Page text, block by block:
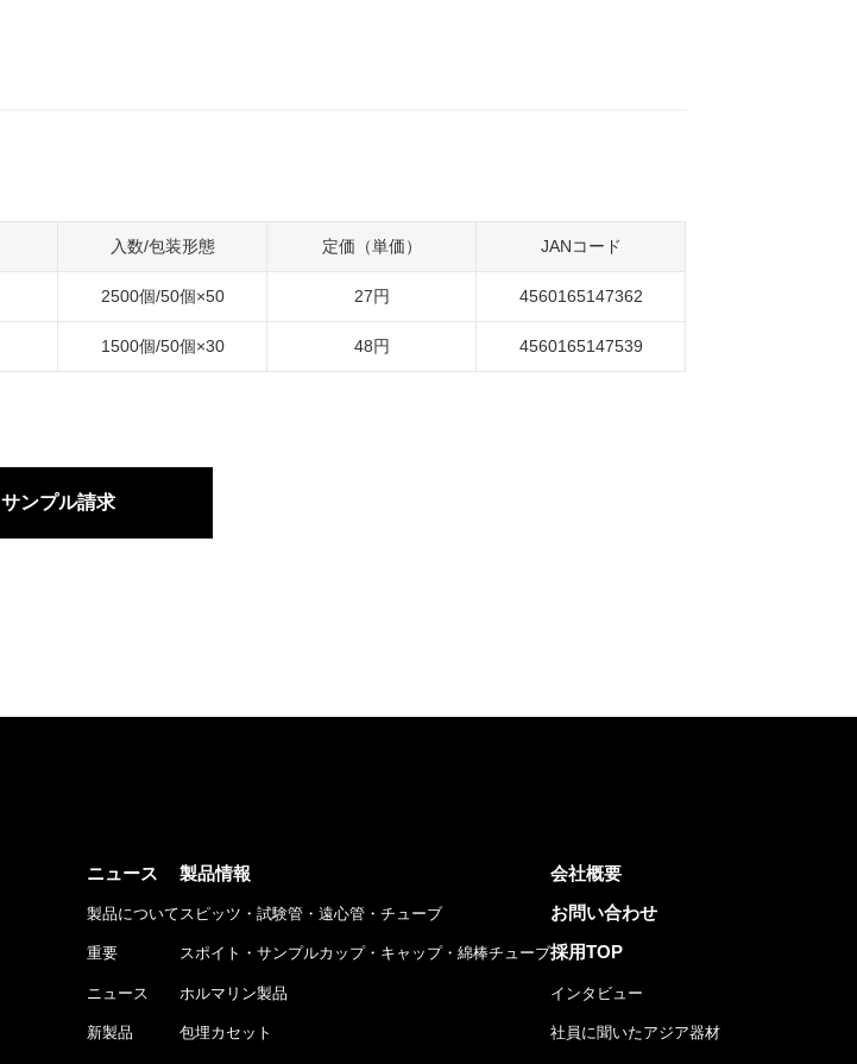
入数/包装形態 定価（単価） JANコード
2500個/50個×50 27円 4560165147362
1500個/50個×30 48円 4560165147539
サンプル請求
ニュース
製品について
重要
ニュース
新製品
製品情報
スピッツ・試験管・遠心管・チューブ
スポイト・サンプルカップ・キャップ・綿棒チューブ
ホルマリン製品
包埋カセット
会社概要
お問い合わせ
採用TOP
インタビュー
社員に聞いたアジア器材